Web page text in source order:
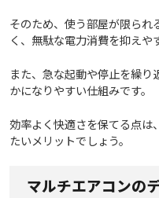
そのため、使う部屋が限ら
く、無駄な電力消費を抑えや
また、急な起動や停止を繰
かになりやすい仕組みです。
効率よく快適さを保てる点は
たいメリットでしょう。
マルチエアコンの